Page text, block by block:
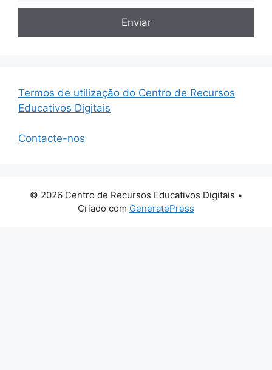
Termos de utilização do Centro de Recursos
Educativos Digitais
Contacte-nos
© 2026 Centro de Recursos Educativos Digitais •
Criado com GeneratePress